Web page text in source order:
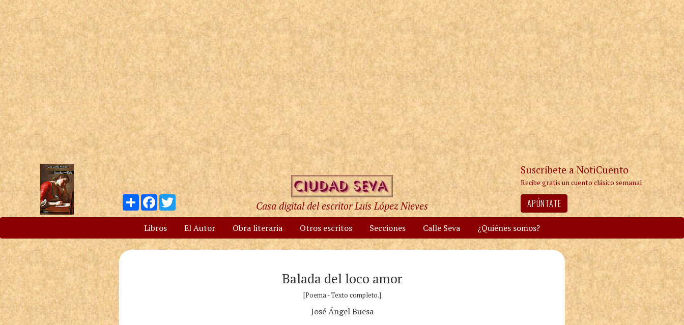
Compartir
Facebook
Twitter
Casa digital del escritor Luis López Nieves
Suscríbete a NotiCuento
Recibe gratis un cuento clásico semanal
APÚNTATE
Libros El Autor Obra literaria Otros escritos Secciones Calle Seva ¿Quiénes somos?
Balada del loco amor
[Poema - Texto completo.]
José Ángel Buesa